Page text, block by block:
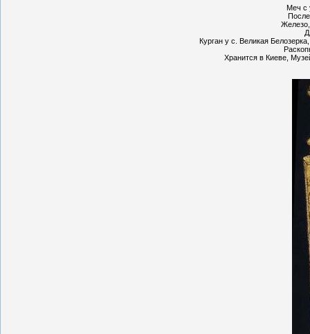
Меч с
Железо,
Курган у с. Великая
Хранится в Киеве,